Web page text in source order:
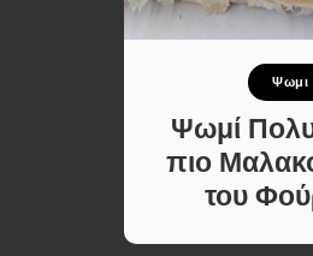
Ψωμι
Ψωμί
πιο
του